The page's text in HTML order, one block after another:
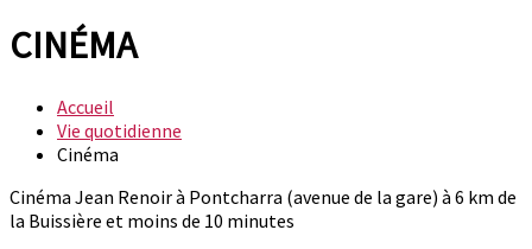
CINÉMA
Accueil
Vie quotidienne
Cinéma
Cinéma Jean Renoir à Pontcharra (avenue de la gare) à 6 km de
la Buissière et moins de 10 minutes